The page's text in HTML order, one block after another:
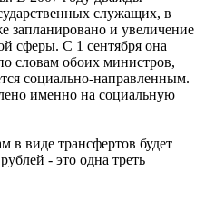
служащих, в
запланировано и увеличение
сферы. С 1 сентября она
словам обоих министров,
социально-направленным.
именно на социальную
виде трансфертов будет
- это одна треть